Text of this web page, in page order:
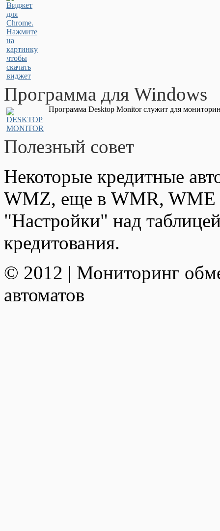
Программа для Windows
Программа Desktop Monitor служит для
Полезный совет
Некоторые кредитные
WMZ, еще в WMR,
"Настройки" над
кредитования.
© 2012 | Мониторинг
автоматов